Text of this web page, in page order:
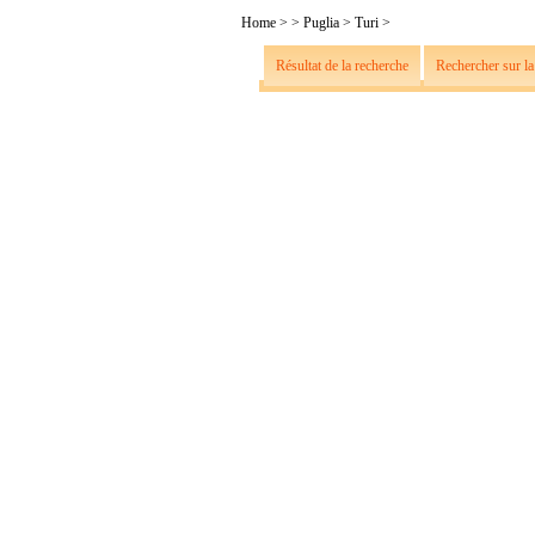
Home > > Puglia > Turi >
Résultat de la recherche Rechercher sur